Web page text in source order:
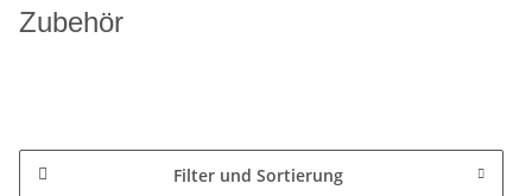
Zubehör
Filter und Sortierung